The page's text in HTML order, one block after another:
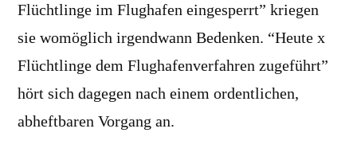
Flüchtlinge im Flughafen eingesperrt” kriegen
sie womöglich irgendwann Bedenken. “Heute x
Flüchtlinge dem Flughafenverfahren zugeführt”
hört sich dagegen nach einem ordentlichen,
abheftbaren Vorgang an.